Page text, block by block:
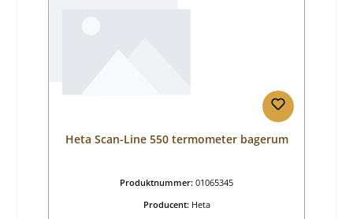
Heta Scan-Line 550 termometer bagerum
Produktnummer: 01065345
Producent: Heta